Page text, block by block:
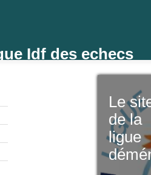
Idf des echecs
Le
de la
ligue